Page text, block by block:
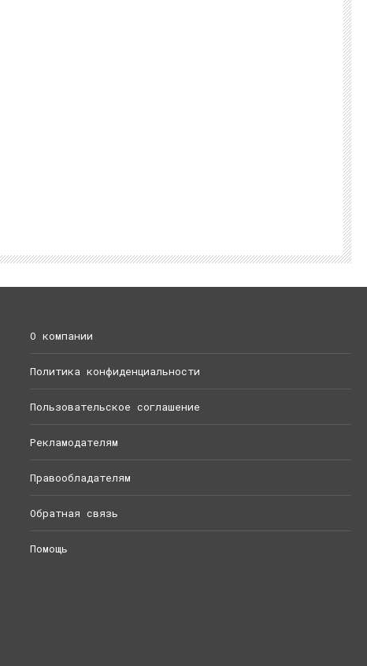
О компании
Политика конфиденциальности
Пользовательское соглашение
Рекламодателям
Правообладателям
Обратная связь
Помощь